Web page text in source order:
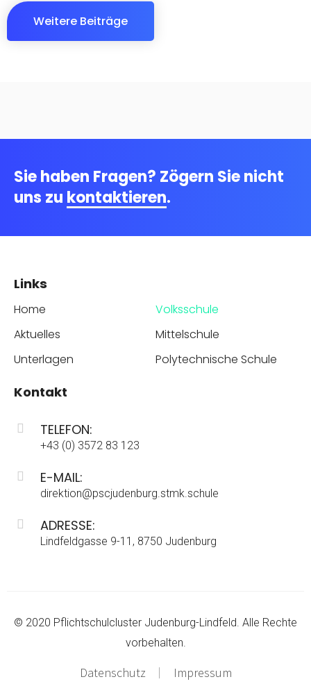
Weitere Beiträge
Sie haben Fragen? Zögern Sie nicht
uns zu kontaktieren.
Links
Home
Volksschule
Aktuelles
Mittelschule
Unterlagen
Polytechnische Schule
Kontakt
TELEFON:
+43 (0) 3572 83 123
E-MAIL:
direktion@pscjudenburg.stmk.schule
ADRESSE:
Lindfeldgasse 9-11, 8750 Judenburg
© 2020 Pflichtschulcluster Judenburg-Lindfeld. Alle Rechte
vorbehalten.
Datenschutz Impressum